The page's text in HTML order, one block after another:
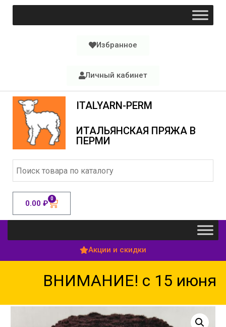
Избранное
Личный кабинет
ITALYARN-PERM
ИТАЛЬЯНСКАЯ ПРЯЖА В
ПЕРМИ
0.00 ₽ 0
Акции и скидки
ВНИМАНИЕ! с 15 июня